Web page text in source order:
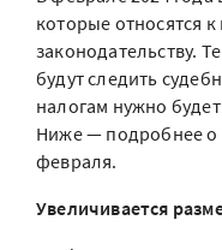
которые относятся
законодательству.
будут следить
налогам нужно
Ниже — подробнее о
февраля.
Увеличивается